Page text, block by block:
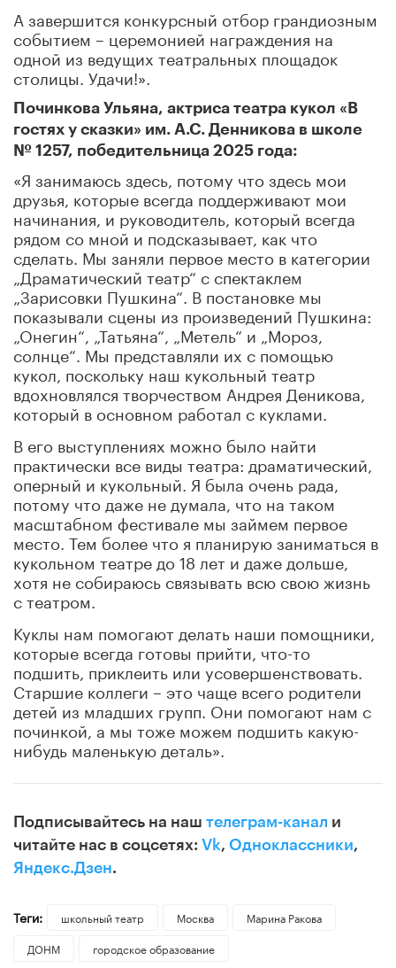
А завершится конкурсный отбор грандиозным
событием – церемонией награждения на
одной из ведущих театральных площадок
столицы. Удачи!».
Починкова Ульяна, актриса театра кукол «В
гостях у сказки» им. А.С. Денникова в школе
№ 1257, победительница 2025 года:
«Я занимаюсь здесь, потому что здесь мои
друзья, которые всегда поддерживают мои
начинания, и руководитель, который всегда
рядом со мной и подсказывает, как что
сделать. Мы заняли первое место в категории
„Драматический театр“ с спектаклем
„Зарисовки Пушкина“. В постановке мы
показывали сцены из произведений Пушкина:
„Онегин“, „Татьяна“, „Метель“ и „Мороз,
солнце“. Мы представляли их с помощью
кукол, поскольку наш кукольный театр
вдохновлялся творчеством Андрея Деникова,
который в основном работал с куклами.
В его выступлениях можно было найти
практически все виды театра: драматический,
оперный и кукольный. Я была очень рада,
потому что даже не думала, что на таком
масштабном фестивале мы займем первое
место. Тем более что я планирую заниматься в
кукольном театре до 18 лет и даже дольше,
хотя не собираюсь связывать всю свою жизнь
с театром.
Куклы нам помогают делать наши помощники,
которые всегда готовы прийти, что-то
подшить, приклеить или усовершенствовать.
Старшие коллеги – это чаще всего родители
детей из младших групп. Они помогают нам с
починкой, а мы тоже можем подшить какую-
нибудь маленькую деталь».
Подписывайтесь на наш телеграм-канал и
читайте нас в соцсетях: Vk, Одноклассники,
Яндекс.Дзен.
Теги: школьный театр Москва
Марина Ракова
ДОНМ
городское образование